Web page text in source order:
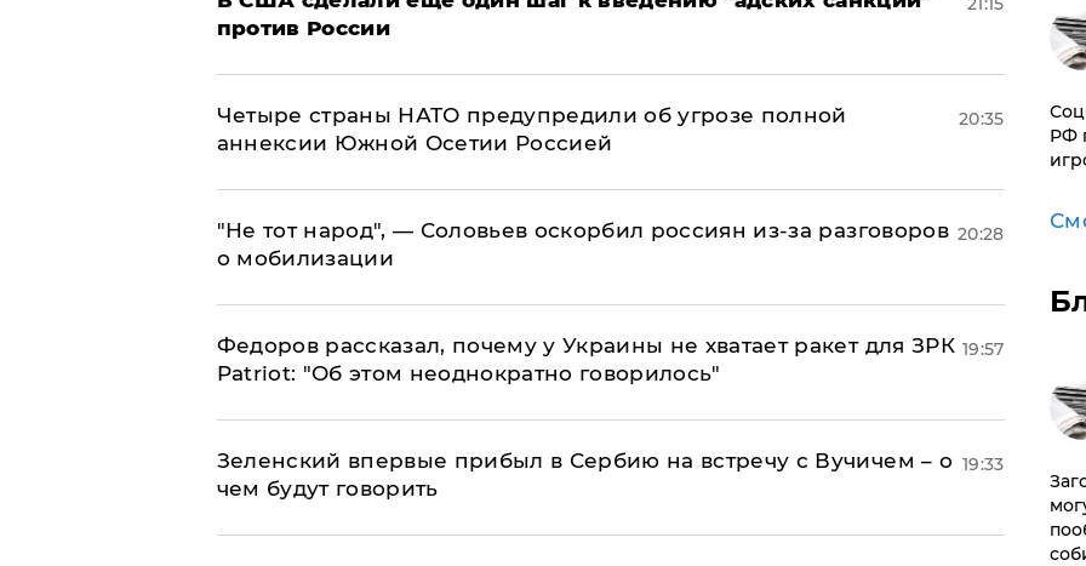
против России
Четыре страны НАТО предупредили об угрозе полной
аннексии Южной Осетии Россией
20:35
​"Не тот народ", — Соловьев оскорбил россиян из-за разговоров
о мобилизации
20:28
Федоров рассказал, почему у Украины не хватает ракет для ЗРК
Patriot: "Об этом неоднократно говорилось"
19:57
Зеленский впервые прибыл в Сербию на встречу с Вучичем – о
чем будут говорить
19:33
РФ